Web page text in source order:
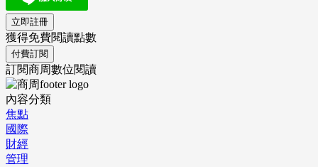
立即註冊
獲得免費閱讀點數
付費訂閱
訂閱商周數位閱讀
內容分類
焦點
國際
財經
管理